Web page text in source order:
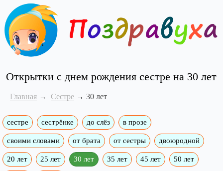
Открытки с днем рождения сестре на 30 лет
Главная Сестре 30 лет
сестре сестрёнке до слёз в прозе
своими словами от брата от сестры двоюродной
20 лет 25 лет 30 лет 35 лет 45 лет 50 лет